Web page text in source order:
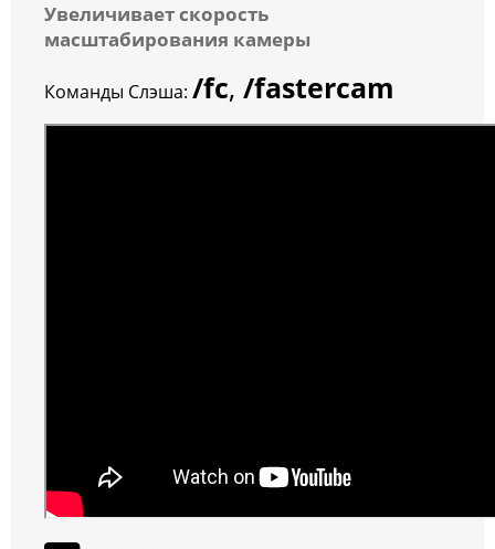
Увеличивает скорость
масштабирования камеры
Команды Слэша: /fc, /fastercam